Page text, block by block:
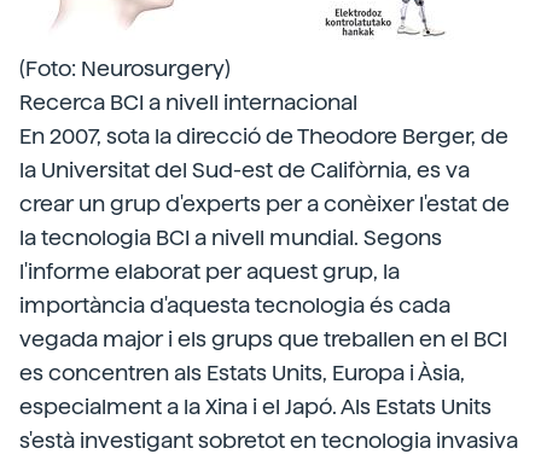
(Foto: Neurosurgery)
Recerca BCI a nivell internacional
En 2007, sota la direcció de Theodore Berger, de
la Universitat del Sud-est de Califòrnia, es va
crear un grup d'experts per a conèixer l'estat de
la tecnologia BCI a nivell mundial. Segons
l'informe elaborat per aquest grup, la
importància d'aquesta tecnologia és cada
vegada major i els grups que treballen en el BCI
es concentren als Estats Units, Europa i Àsia,
especialment a la Xina i el Japó. Als Estats Units
s'està investigant sobretot en tecnologia invasiva